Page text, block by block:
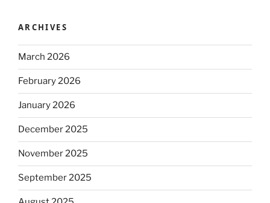
ARCHIVES
March 2026
February 2026
January 2026
December 2025
November 2025
September 2025